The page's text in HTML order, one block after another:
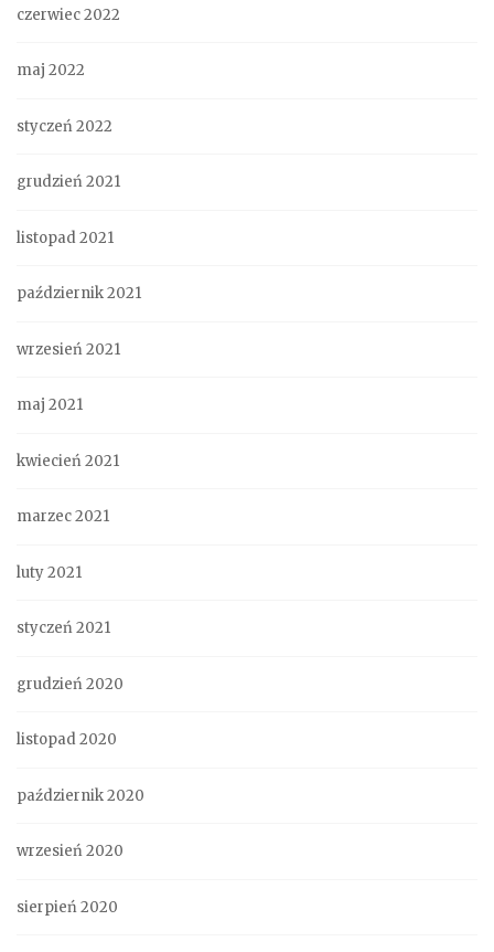
czerwiec 2022
maj 2022
styczeń 2022
grudzień 2021
listopad 2021
październik 2021
wrzesień 2021
maj 2021
kwiecień 2021
marzec 2021
luty 2021
styczeń 2021
grudzień 2020
listopad 2020
październik 2020
wrzesień 2020
sierpień 2020